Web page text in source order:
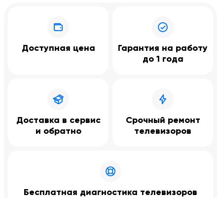
Доступная цена
Гарантия на работу
до 1 года
Доставка в сервис
и обратно
Срочный ремонт
телевизоров
Бесплатная диагностика телевизоров